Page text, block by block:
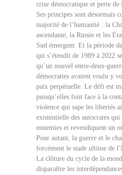
crise démocratique et perte de
Ses principes sont désormais
majorité de l’humanité : la
ascendante, la Russie et les
Sud émergent. Et la période
qui s’étendit de 1989 à 2022
qu’un nouvel entre-deux-
démocraties avaient voulu y
paix perpétuelle. Le défi est
puisqu’elles font face à la
violence qui sape les libertés
existentielle des autocrates
ennemies et revendiquent un
Pour autant, la guerre et le
forcément le stade ultime de
La clôture du cycle de la
disparaître les